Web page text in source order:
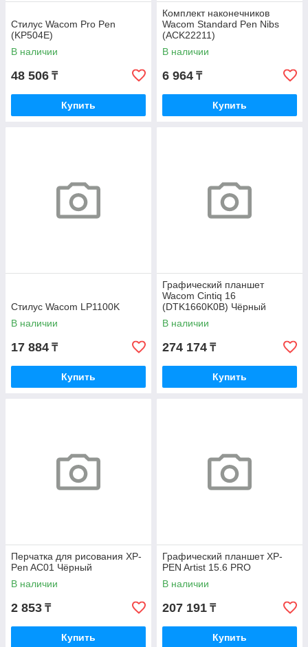
Стилус Wacom Pro Pen
(KP504E)
В наличии
48 506 ₸
Купить
Комплект наконечников
Wacom Standard Pen Nibs
(ACK22211)
В наличии
6 964 ₸
Купить
Стилус Wacom LP1100K
В наличии
17 884 ₸
Купить
Графический планшет
Wacom Cintiq 16
(DTK1660K0B) Чёрный
В наличии
274 174 ₸
Купить
Перчатка для рисования XP-
Pen AC01 Чёрный
В наличии
2 853 ₸
Купить
Графический планшет XP-
PEN Artist 15.6 PRO
В наличии
207 191 ₸
Купить